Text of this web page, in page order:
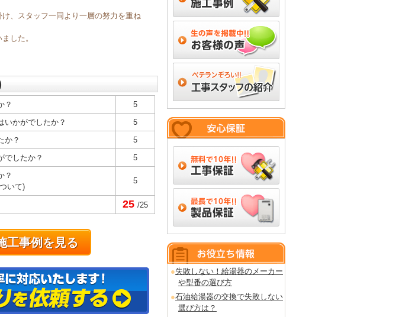
失敗しない！給湯器のメーカー
や型番の選び方
石油給湯器の交換で失敗しない
選び方は？
、スタッフ一同より一層の努力を重ね
した。
？
5
かがでしたか？
5
か？
5
でしたか？
5
？
いて)
5
25 /25
工事例を見る